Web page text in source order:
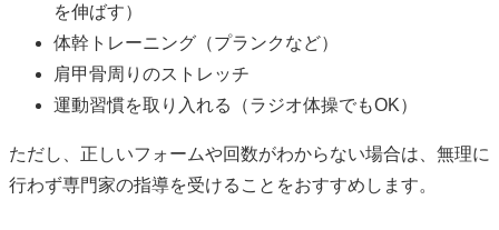
を伸ばす）
体幹トレーニング（プランクなど）
肩甲骨周りのストレッチ
運動習慣を取り入れる（ラジオ体操でもOK）
ただし、正しいフォームや回数がわからない場合は、無理に
行わず専門家の指導を受けることをおすすめします。